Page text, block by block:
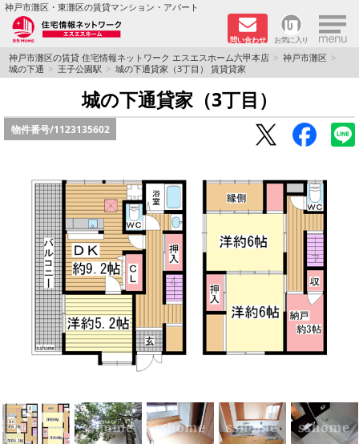
神戸市灘区・東灘区の賃貸マンション・アパート
問い合わせ お気に入り ×
TOPページ
学生さん向け物件
ペット飼育可物件
路線·駅から探す
地域から探す
地図から探す
店舗情報·アクセス
会社概要
メールでお問い合わせ
神戸市灘区の賃貸 住宅情報ネットワーク エスエスホーム六甲本店
神戸市灘区
城の下通
王子公園駅 城の下通貸家（3丁目） 賃貸貸家
城の下通貸家（3丁目）
物件番号/1123135602